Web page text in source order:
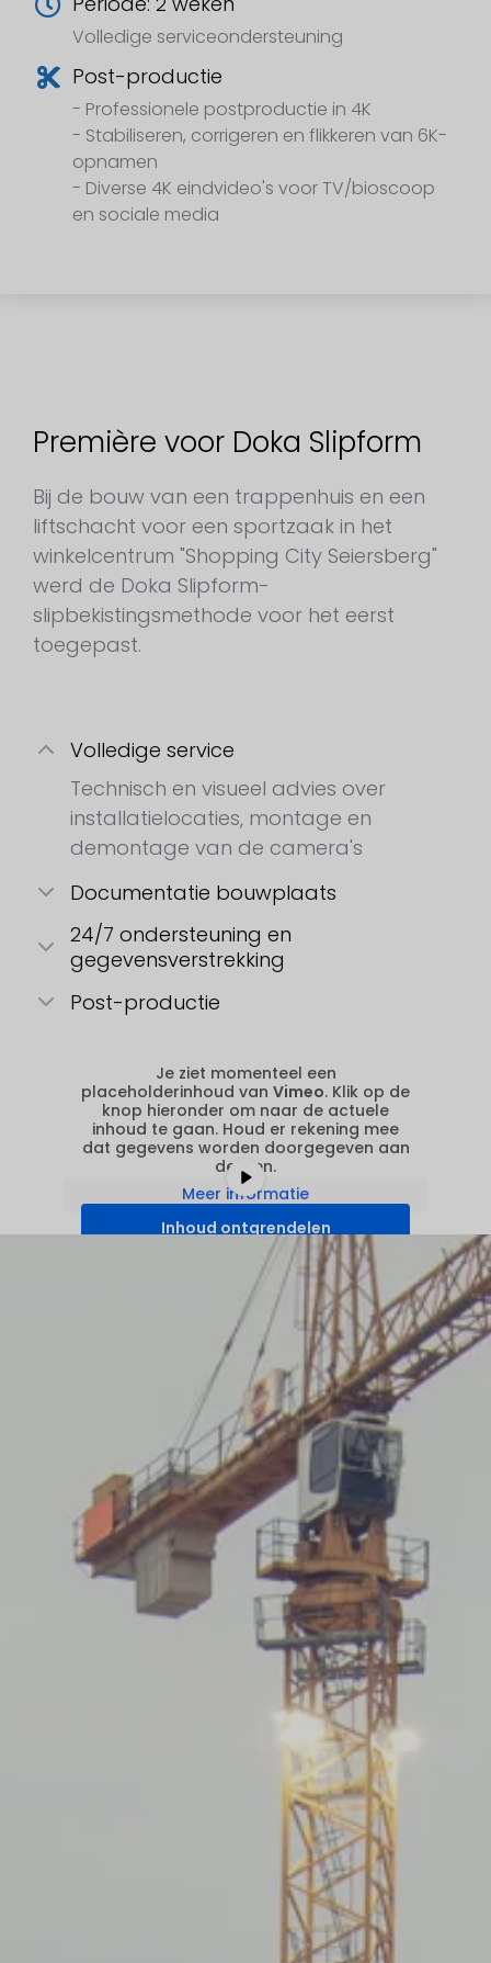
Volledige serviceondersteuning
Post-productie
- Professionele postproductie in 4K
- Stabiliseren, corrigeren en flikkeren van 6K-
opnamen
- Diverse 4K eindvideo's voor TV/bioscoop
en sociale media
Première voor Doka Slipform
Bij de bouw van een trappenhuis en een
liftschacht voor een sportzaak in het
winkelcentrum "Shopping City Seiersberg"
werd de Doka Slipform-
slipbekistingsmethode voor het eerst
toegepast.
Volledige service
Technisch en visueel advies over
installatielocaties, montage en
demontage van de camera's
Documentatie bouwplaats
24/7 ondersteuning en
gegevensverstrekking
Post-productie
Je ziet momenteel een
placeholderinhoud van Vimeo. Klik op de
knop hieronder om naar de actuele
inhoud te gaan. Houd er rekening mee
dat gegevens worden doorgegeven aan
derden.
Meer informatie
Inhoud ontgrendelen
Vereiste service accepteren en
inhoud deblokkeren